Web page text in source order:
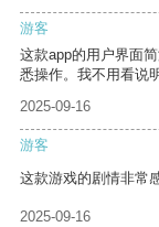
游客
这款app的用户界面
悉操作。我不用看说
2025-09-16
游客
这款游戏的剧情非常
2025-09-16